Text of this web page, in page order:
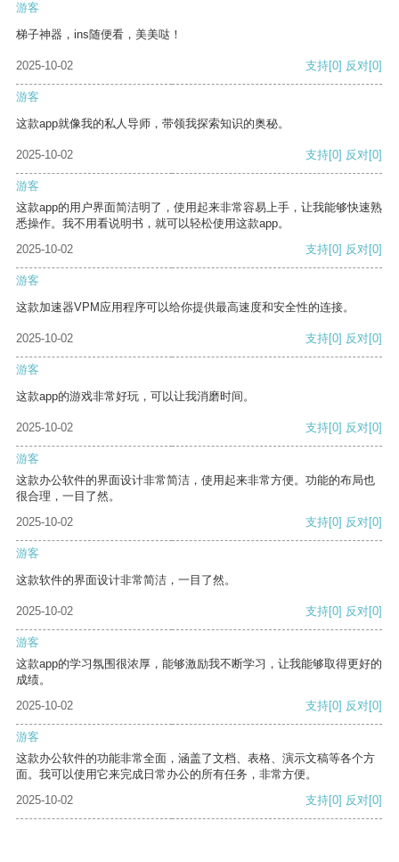
游客
梯子神器，ins随便看，美美哒！
2025-10-02 支持[0] 反对[0]
游客
这款app就像我的私人导师，带领我探索知识的奥秘。
2025-10-02 支持[0] 反对[0]
游客
这款app的用户界面简洁明了，使用起来非常容易上手，让我能够快速熟
悉操作。我不用看说明书，就可以轻松使用这款app。
2025-10-02
支持[0] 反对[0]
游客
这款加速器VPM应用程序可以给你提供最高速度和安全性的连接。
2025-10-02 支持[0] 反对[0]
游客
这款app的游戏非常好玩，可以让我消磨时间。
2025-10-02 支持[0] 反对[0]
游客
这款办公软件的界面设计非常简洁，使用起来非常方便。功能的布局也
很合理，一目了然。
2025-10-02
支持[0] 反对[0]
游客
这款软件的界面设计非常简洁，一目了然。
2025-10-02 支持[0] 反对[0]
游客
这款app的学习氛围很浓厚，能够激励我不断学习，让我能够取得更好的
成绩。
2025-10-02
支持[0] 反对[0]
游客
这款办公软件的功能非常全面，涵盖了文档、表格、演示文稿等各个方
面。我可以使用它来完成日常办公的所有任务，非常方便。
2025-10-02
支持[0] 反对[0]